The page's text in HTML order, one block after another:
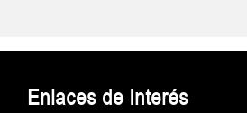
Enlaces de Interés